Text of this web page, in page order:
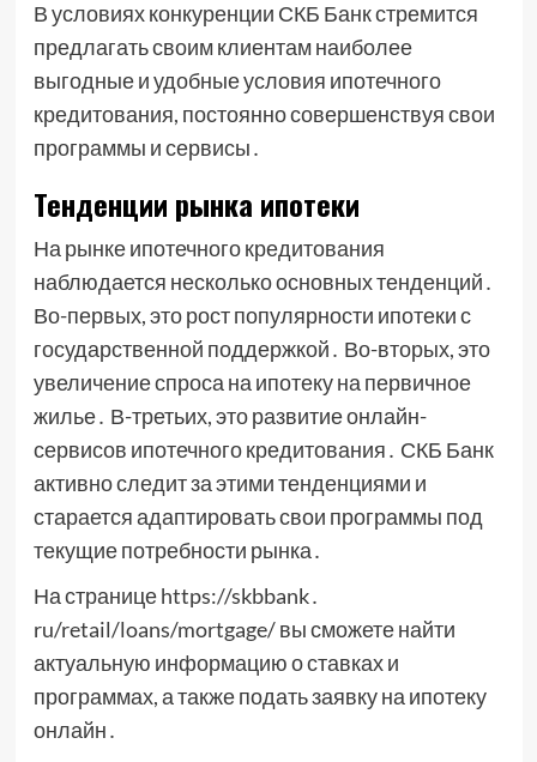
В условиях конкуренции СКБ Банк стремится
предлагать своим клиентам наиболее
выгодные и удобные условия ипотечного
кредитования, постоянно совершенствуя свои
программы и сервисы․
Тенденции рынка ипотеки
На рынке ипотечного кредитования
наблюдается несколько основных тенденций․
Во-первых, это рост популярности ипотеки с
государственной поддержкой․ Во-вторых, это
увеличение спроса на ипотеку на первичное
жилье․ В-третьих, это развитие онлайн-
сервисов ипотечного кредитования․ СКБ Банк
активно следит за этими тенденциями и
старается адаптировать свои программы под
текущие потребности рынка․
На странице https://skbbank․
ru/retail/loans/mortgage/ вы сможете найти
актуальную информацию о ставках и
программах, а также подать заявку на ипотеку
онлайн․